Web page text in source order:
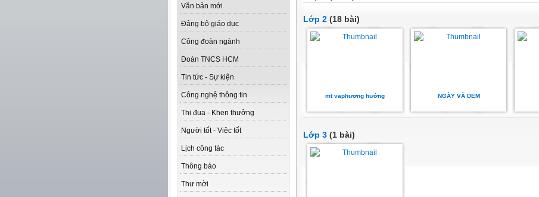
Văn bản mới
Đảng bộ giáo dục
Công đoàn ngành
Đoàn TNCS HCM
Tin tức - Sự kiện
Công nghệ thông tin
Thi đua - Khen thưởng
Người tốt - Việc tốt
Lịch công tác
Thông báo
Thư mời
Lớp 2 (18 bài)
mt vaphương hướng NGÀY VÀ DEM
Lớp 3 (1 bài)